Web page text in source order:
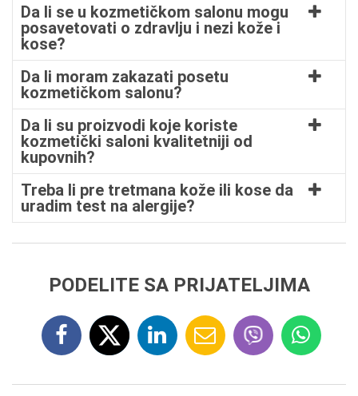
Da li se u kozmetičkom salonu mogu
posavetovati o zdravlju i nezi kože i
kose?
Da li moram zakazati posetu
kozmetičkom salonu?
Da li su proizvodi koje koriste
kozmetički saloni kvalitetniji od
kupovnih?
Treba li pre tretmana kože ili kose da
uradim test na alergije?
PODELITE SA PRIJATELJIMA